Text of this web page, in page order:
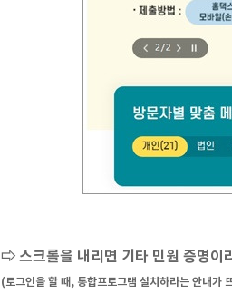
⇨ 스크롤을 내리면 기타 민원 증명
(로그인을 할 때, 통합프로그램 설치하라는 안내가